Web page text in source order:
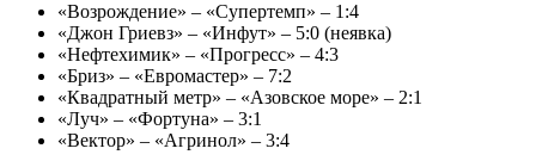
«Возрождение» – «Супертемп» – 1:4
«Джон Гриевз» – «Инфут» – 5:0 (неявка)
«Нефтехимик» – «Прогресс» – 4:3
«Бриз» – «Евромастер» – 7:2
«Квадратный метр» – «Азовское море» – 2:1
«Луч» – «Фортуна» – 3:1
«Вектор» – «Агринол» – 3:4